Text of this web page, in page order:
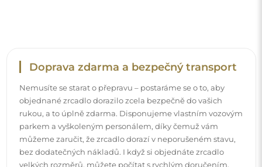
Snadná montáž
Zajišťujeme výrobu a dodání zrcadel, zatímco montáž je
na vaší straně. Vzhledem ke specifičnosti každého prostoru
nenabízíme standardní montážní příslušenství. To vám